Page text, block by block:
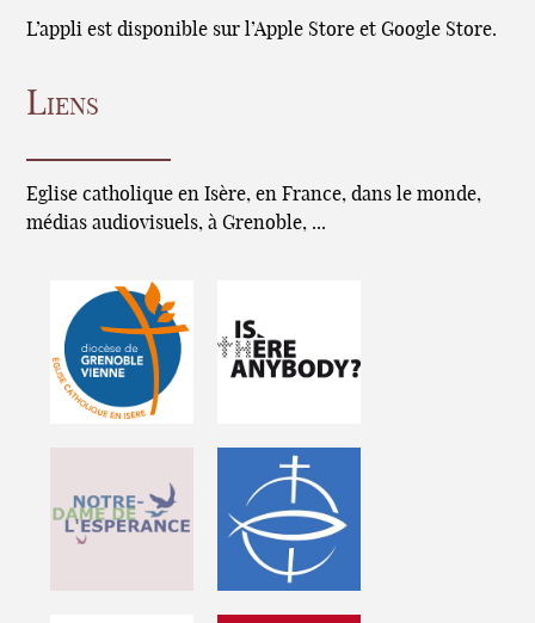
L’appli est disponible sur l’Apple Store et Google Store.
Liens
Eglise catholique en Isère, en France, dans le monde,
médias audiovisuels, à Grenoble, ...